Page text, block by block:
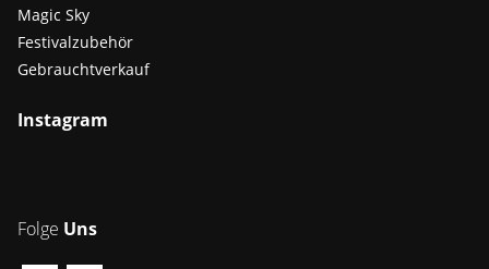
Magic Sky
Festivalzubehör
Gebrauchtverkauf
Instagram
Folge Uns